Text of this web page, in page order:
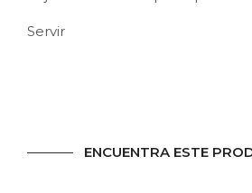
Servir
ENCUENTRA ESTE